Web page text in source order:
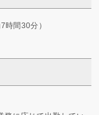
間30分）